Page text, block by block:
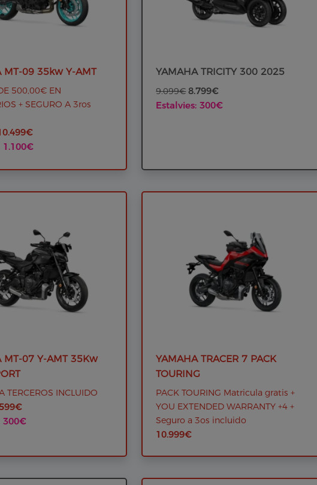
MT-09 35kw Y-AMT
500,00€ EN
+ SEGURO A 3ros
1.100€
YAMAHA TRICITY 300 2025
9.099€ 8.799€
Estalvies: 300€
MT-07 Y-AMT 35Kw
TERCEROS INCLUIDO
300€
YAMAHA TRACER 7 PACK
TOURING
PACK TOURING Matricula gratis +
YOU EXTENDED WARRANTY +4 +
Seguro a 3os incluido
10.999€